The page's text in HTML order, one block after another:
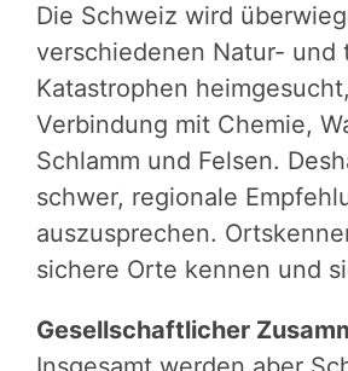
Die Schweiz wird
verschiedenen Natur- und
Katastrophen
Verbindung mit Chemie,
Schlamm und Felsen.
schwer, regionale
auszusprechen.
sichere Orte kennen und
Gesellschaftlicher